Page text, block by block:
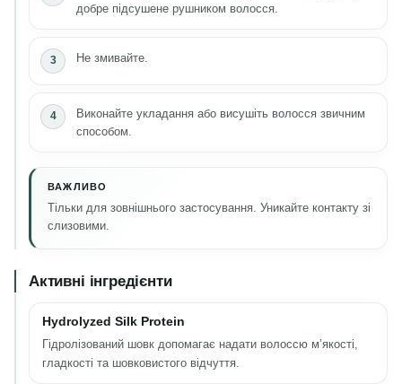
добре підсушене рушником волосся.
Не змивайте.
Виконайте укладання або висушіть волосся звичним
способом.
ВАЖЛИВО
Тільки для зовнішнього застосування. Уникайте контакту зі
слизовими.
Активні інгредієнти
Hydrolyzed Silk Protein
Гідролізований шовк допомагає надати волоссю м’якості,
гладкості та шовковистого відчуття.